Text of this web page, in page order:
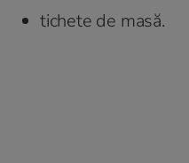
tichete de masă.